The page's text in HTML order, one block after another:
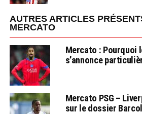
AUTRES ARTICLES
MERCATO
Mercato : Pourquoi
s’annonce
Mercato PSG –
sur le dossier